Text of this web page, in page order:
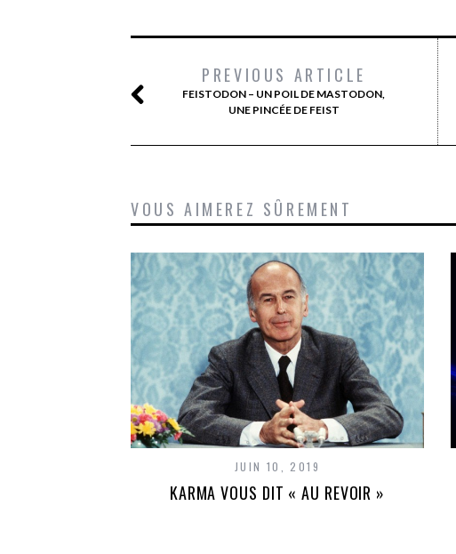
PREVIOUS ARTICLE
FEISTODON – UN POIL DE MASTODON,
UNE PINCÉE DE FEIST
VOUS AIMEREZ SÛREMENT
JUIN 10, 2019
KARMA VOUS DIT « AU REVOIR »